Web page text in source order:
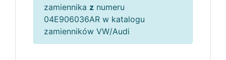
zamiennika z numeru
04E906036AR w katalogu
zamienników VW/Audi